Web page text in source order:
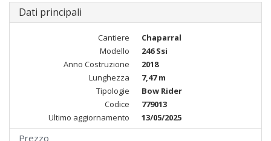
Dati principali
Cantiere
Chaparral
Modello
246 Ssi
Anno Costruzione
2018
Lunghezza
7,47 m
Tipologie
Bow Rider
Codice
779013
Ultimo aggiornamento
13/05/2025
Prezzo